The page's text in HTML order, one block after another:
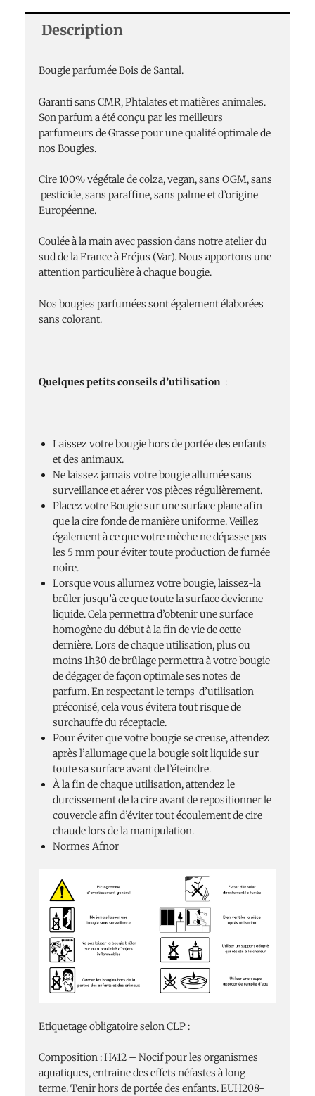
Santal
75gDescription
Bougie parfumée Bois de Santal.
Garanti sans CMR, Phtalates et matières animales.
Son parfum a été conçu par les meilleurs
parfumeurs de Grasse pour une qualité optimale de
nos Bougies.
Cire 100% végétale de colza, vegan, sans OGM, sans
pesticide, sans paraffine, sans palme et d’origine
Européenne.
Coulée à la main avec passion dans notre atelier du
sud de la France à Fréjus (Var). Nous apportons une
attention particulière à chaque bougie.
Nos bougies parfumées sont également élaborées
sans colorant.
Quelques petits conseils d’utilisation :
Laissez votre bougie hors de portée des enfants
et des animaux.
Ne laissez jamais votre bougie allumée sans
surveillance et aérer vos pièces régulièrement.
Placez votre Bougie sur une surface plane afin
que la cire fonde de manière uniforme. Veillez
également à ce que votre mèche ne dépasse pas
les 5 mm pour éviter toute production de fumée
noire.
Lorsque vous allumez votre bougie, laissez-la
brûler jusqu’à ce que toute la surface devienne
liquide. Cela permettra d’obtenir une surface
homogène du début à la fin de vie de cette
dernière. Lors de chaque utilisation, plus ou
moins 1h30 de brûlage permettra à votre bougie
de dégager de façon optimale ses notes de
parfum. En respectant le temps d’utilisation
préconisé, cela vous évitera tout risque de
surchauffe du réceptacle.
Pour éviter que votre bougie se creuse, attendez
après l’allumage que la bougie soit liquide sur
toute sa surface avant de l’éteindre.
À la fin de chaque utilisation, attendez le
durcissement de la cire avant de repositionner le
couvercle afin d’éviter tout écoulement de cire
chaude lors de la manipulation.
Normes Afnor
Etiquetage obligatoire selon CLP :
Composition : H412 – Nocif pour les organismes
aquatiques, entraine des effets néfastes à long
terme. Tenir hors de portée des enfants. EUH208-